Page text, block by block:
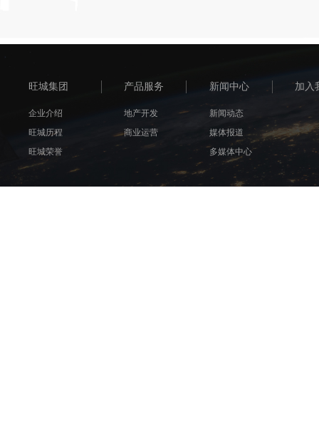
旺城集团
企业介绍
旺城历程
旺城荣誉
产品服务
地产开发
商业运营
新闻中心
新闻动态
媒体报道
多媒体中心
加入